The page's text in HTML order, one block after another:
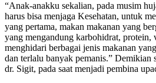
“Anak-anakku sekalian, pada musim
harus bisa menjaga Kesehatan, untuk
yang pertama, makan makanan yang
yang mengandung karbohidrat, protein,
menghidari berbagai jenis makanan
dan terlalu banyak pemanis.” Demikian
dr. Sigit, pada saat menjadi pembina